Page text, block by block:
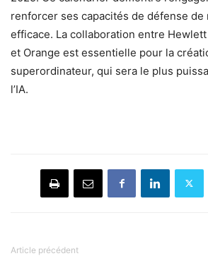
renforcer ses capacités de défense de
efficace. La collaboration entre
et Orange est essentielle pour la
superordinateur, qui sera le plus
l’IA.
Article précédent